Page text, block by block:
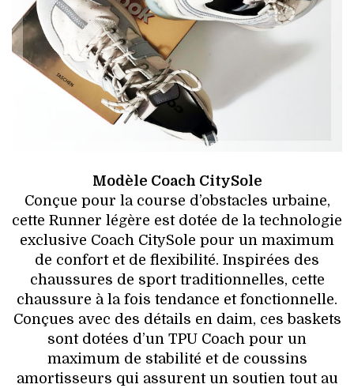
Modèle Coach CitySole
Conçue pour la course d’obstacles urbaine,
cette Runner légère est dotée de la technologie
exclusive Coach CitySole pour un maximum
de confort et de flexibilité. Inspirées des
chaussures de sport traditionnelles, cette
chaussure à la fois tendance et fonctionnelle.
Conçues avec des détails en daim, ces baskets
sont dotées d’un TPU Coach pour un
maximum de stabilité et de coussins
amortisseurs qui assurent un soutien tout au